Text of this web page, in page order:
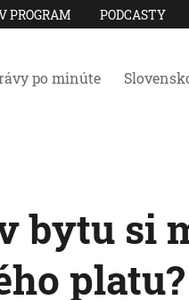
PROGRAM PODCASTY
po minúte
bytu si